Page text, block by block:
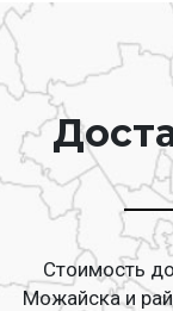
Стоимость
Можайска и